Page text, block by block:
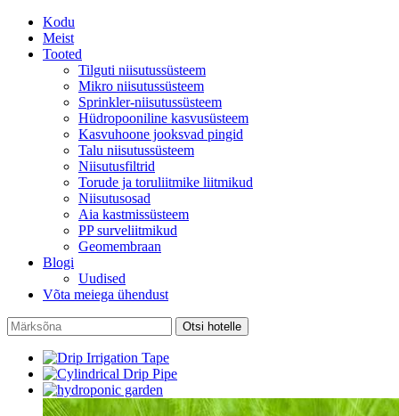
Kodu
Meist
Tooted
Tilguti niisutussüsteem
Mikro niisutussüsteem
Sprinkler-niisutussüsteem
Hüdropooniline kasvusüsteem
Kasvuhoone jooksvad pingid
Talu niisutussüsteem
Niisutusfiltrid
Torude ja toruliitmike liitmikud
Niisutusosad
Aia kastmissüsteem
PP surveliitmikud
Geomembraan
Blogi
Uudised
Võta meiega ühendust